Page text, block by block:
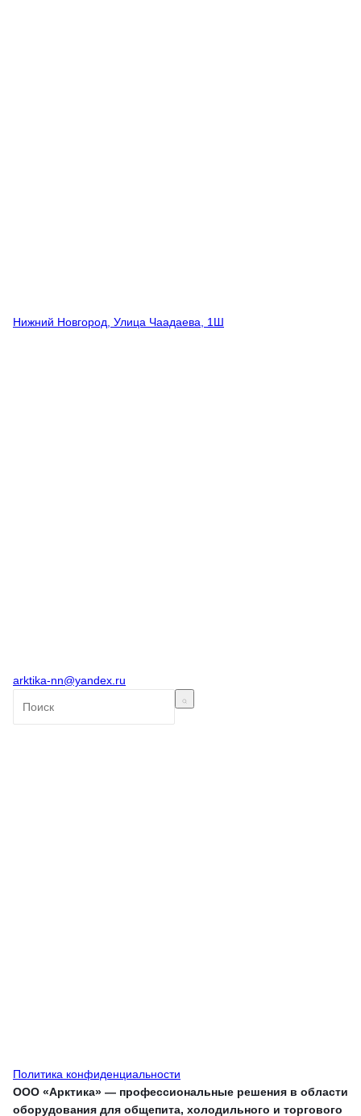
Нижний Новгород, Улица Чаадаева, 1Ш
arktika-nn@yandex.ru
Политика конфиденциальности
ООО «Арктика» — профессиональные решения в области
оборудования для общепита, холодильного и торгового